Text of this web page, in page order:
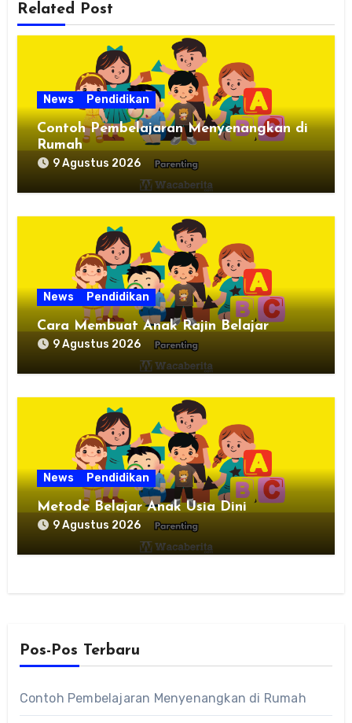
Related Post
News Pendidikan
Contoh Pembelajaran Menyenangkan di
Rumah
9 Agustus 2026
News Pendidikan
Cara Membuat Anak Rajin Belajar
9 Agustus 2026
News Pendidikan
Metode Belajar Anak Usia Dini
9 Agustus 2026
Pos-Pos Terbaru
Contoh Pembelajaran Menyenangkan di Rumah